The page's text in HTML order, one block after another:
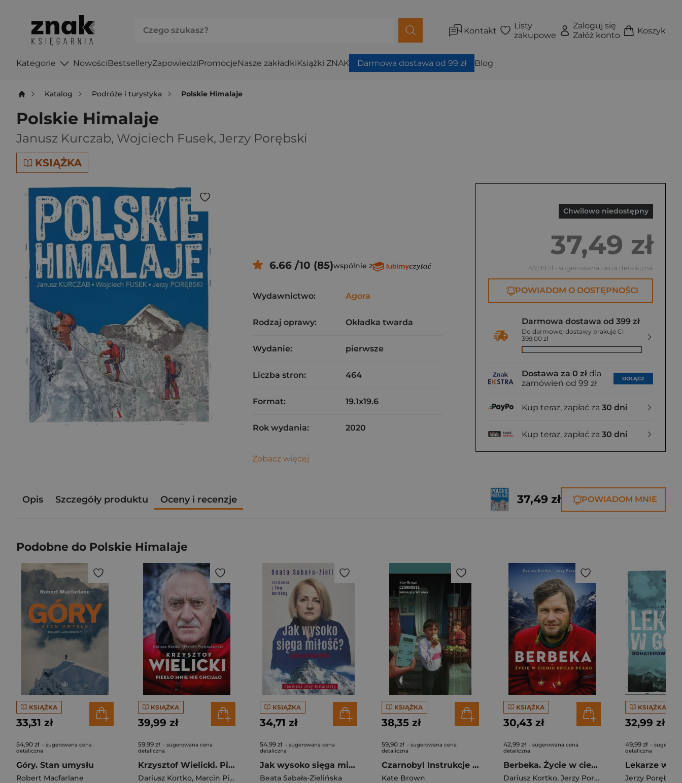
Kontakt
Listy
zakupowe
Zaloguj się
Załóż konto
Koszyk
Kategorie NowościBestselleryZapowiedziPromocjeNasze zakładkiKsiążki ZNAK Darmowa dostawa od 99 zł Blog
Katalog Podróże i turystyka Polskie Himalaje
Polskie Himalaje
Janusz Kurczab, Wojciech Fusek, Jerzy Porębski
KSIĄŻKA
Chwilowo niedostępny
37,49 zł
49,99 zł - sugerowana cena detaliczna
POWIADOM O DOSTĘPNOŚCI
Darmowa dostawa od 399 zł
Do darmowej dostawy brakuje Ci
399,00 zł
Dostawa za 0 zł dla
zamówień od 99 zł
DOŁĄCZ
Kup teraz, zapłać za 30 dni
Kup teraz, zapłać za 30 dni
6.66 /10 (85)wspólnie z
Wydawnictwo: Agora
Rodzaj oprawy: Okładka twarda
Wydanie: pierwsze
Liczba stron: 464
Format: 19.1x19.6
Rok wydania: 2020
Zobacz więcej
Opis Szczegóły produktu Oceny i recenzje 37,49 zł POWIADOM MNIE
Podobne do Polskie Himalaje
KSIĄŻKA
33,31 zł
54,90 zł - sugerowana cena
detaliczna
Góry. Stan umysłu
Robert Macfarlane
KSIĄŻKA
39,99 zł
59,99 zł - sugerowana cena
detaliczna
Krzysztof Wielicki. Piekło mnie nie chciało
Dariusz Kortko, Marcin Pietraszewski
KSIĄŻKA
34,71 zł
54,99 zł - sugerowana cena
detaliczna
Jak wysoko sięga miłość ? Życie po Broad Peak. Rozmowa z Ewą Berbeką
Beata Sabała-Zielińska
KSIĄŻKA
38,35 zł
59,90 zł - sugerowana cena
detaliczna
Czarnobyl Instrukcje przetrwania
Kate Brown
KSIĄŻKA
30,43 zł
42,99 zł - sugerowana cena
detaliczna
Berbeka. Życie w cieniu Broad Peaku
Dariusz Kortko, Jerzy Porębski
KSIĄŻKA
32,99 zł
49,99 zł -
detaliczna
Jerzy Porębski